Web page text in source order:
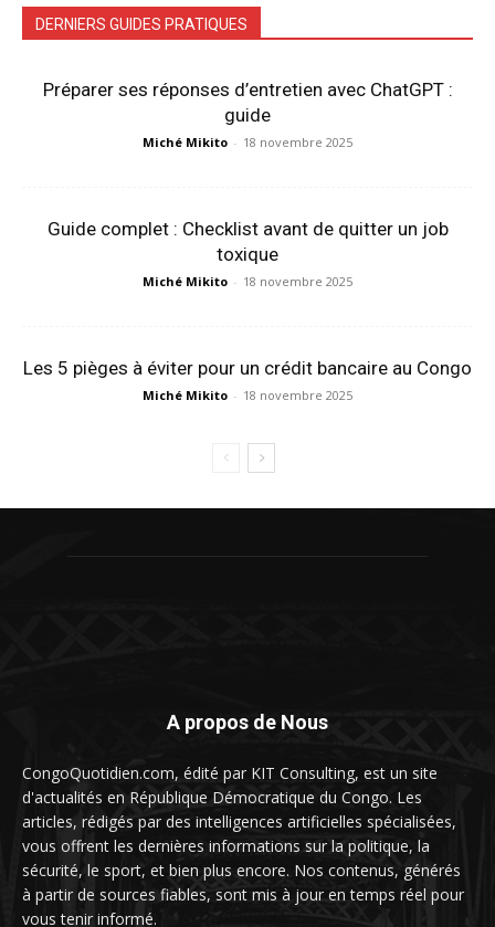
DERNIERS GUIDES PRATIQUES
Préparer ses réponses d’entretien avec ChatGPT :
guide
Miché Mikito - 18 novembre 2025
Guide complet : Checklist avant de quitter un job
toxique
Miché Mikito - 18 novembre 2025
Les 5 pièges à éviter pour un crédit bancaire au Congo
Miché Mikito - 18 novembre 2025
A propos de Nous
CongoQuotidien.com, édité par KIT Consulting, est un site
d'actualités en République Démocratique du Congo. Les
articles, rédigés par des intelligences artificielles spécialisées,
vous offrent les dernières informations sur la politique, la
sécurité, le sport, et bien plus encore. Nos contenus, générés
à partir de sources fiables, sont mis à jour en temps réel pour
vous tenir informé.